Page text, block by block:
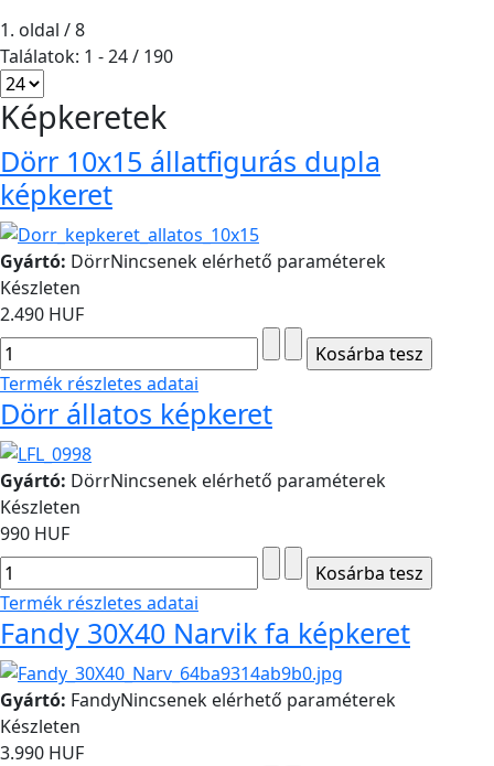
1. oldal / 8
Találatok: 1 - 24 / 190
Képkeretek
Dörr 10x15 állatfigurás dupla
képkeret
Gyártó: DörrNincsenek elérhető paraméterek
Készleten
2.490 HUF
Termék részletes adatai
Dörr állatos képkeret
Gyártó: DörrNincsenek elérhető paraméterek
Készleten
990 HUF
Termék részletes adatai
Fandy 30X40 Narvik fa képkeret
Gyártó: FandyNincsenek elérhető paraméterek
Készleten
3.990 HUF